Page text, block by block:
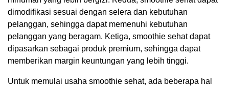
dimodifikasi sesuai dengan selera dan kebutuhan
pelanggan, sehingga dapat memenuhi kebutuhan
pelanggan yang beragam. Ketiga, smoothie sehat dapat
dipasarkan sebagai produk premium, sehingga dapat
memberikan margin keuntungan yang lebih tinggi.
Untuk memulai usaha smoothie sehat, ada beberapa hal